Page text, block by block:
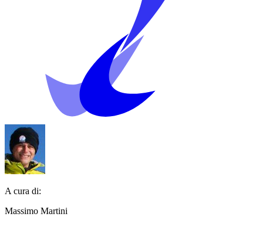
A cura di:
Massimo Martini